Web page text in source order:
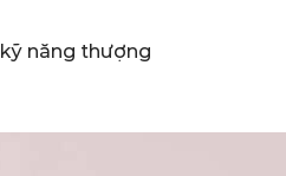
năng thượng